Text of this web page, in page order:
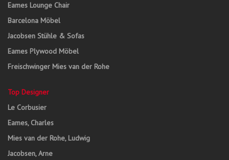
Eames Lounge Chair
Barcelona Möbel
Jacobsen Stühle & Sofas
Eames Plywood Möbel
Freischwinger Mies van der Rohe
Top Designer
Le Corbusier
Eames, Charles
Mies van der Rohe, Ludwig
Jacobsen, Arne